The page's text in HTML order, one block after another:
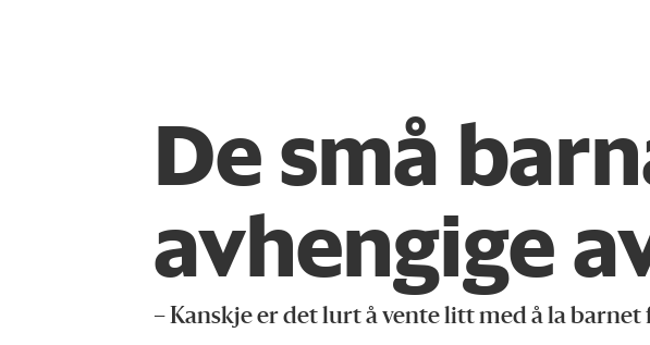
De små
avhengige
– Kanskje er det lurt å vente litt med å la